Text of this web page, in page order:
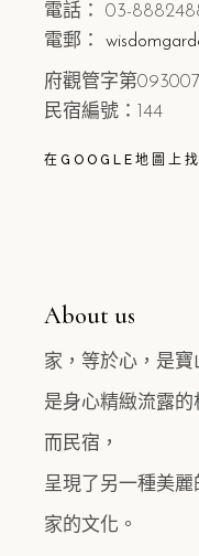
電話： 03-
電郵：
府觀管字第
民宿編號：144
在GOOGLE地圖上
About us
家，等於心，是寶
是身心精緻流露的
而民宿，
呈現了另一種美麗
家的文化。